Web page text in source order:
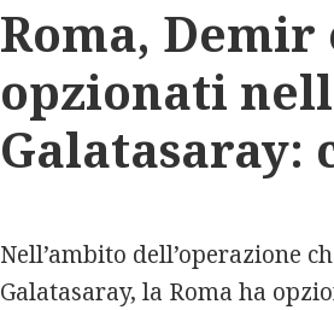
Roma, Demir
opzionati
Galatasaray:
Nell’ambito dell’operazione
Galatasaray, la Roma ha